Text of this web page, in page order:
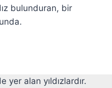
bulunduran, bir
yer alan yıldızlardır.